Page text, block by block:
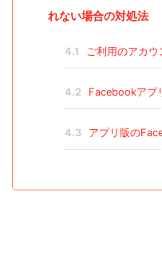
れない場合の対処法
4.1 ご利用のアカ
4.2 Facebookアプ
4.3 アプリ版の